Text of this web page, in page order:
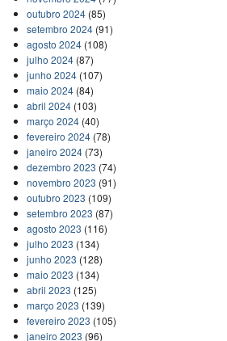
outubro 2024(85)
setembro 2024(91)
agosto 2024(108)
julho 2024(87)
junho 2024(107)
maio 2024(84)
abril 2024(103)
março 2024(40)
fevereiro 2024(78)
janeiro 2024(73)
dezembro 2023 (74)
novembro 2023 (91)
outubro 2023 (109)
setembro 2023 (87)
agosto 2023 (116)
julho 2023 (134)
junho 2023 (128)
maio 2023 (134)
abril 2023 (125)
março 2023 (139)
fevereiro 2023 (105)
janeiro 2023 (96)